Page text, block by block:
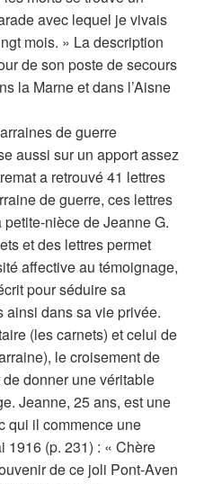
avec lequel je vivais
mois. » La description
de son poste de secours
la Marne et dans l’Aisne
de guerre
aussi sur un apport assez
a retrouvé 41 lettres
de guerre, ces lettres
nièce de Jeanne G.
et des lettres permet
affective au témoignage,
pour séduire sa
ainsi dans sa vie privée.
(les carnets) et celui de
le croisement de
donner une véritable
Jeanne, 25 ans, est une
qui il commence une
1916 (p. 231) : « Chère
de ce joli Pont-Aven